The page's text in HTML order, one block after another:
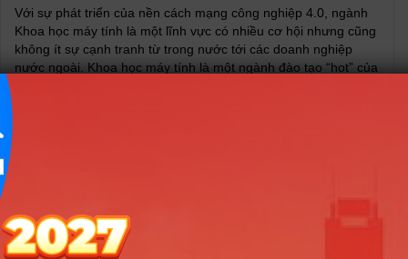
Với sự phát triển của nền cách mạng công nghiệp 4.0, ngành
Khoa học máy tính là một lĩnh vực có nhiều cơ hội nhưng cũng
không ít sự cạnh tranh từ trong nước tới các doanh nghiệp
nước ngoài. Khoa học máy tính là một ngành đào tạo “hot” của
– Kiến thức tổng hợp
– Các kiến thức nền tảng Công nghệ thông tin